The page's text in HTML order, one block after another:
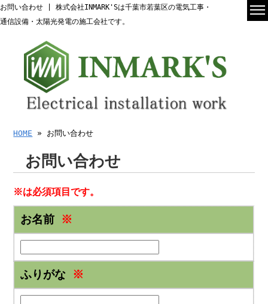
お問い合わせ | 株式会社INMARK'Sは千葉市若葉区の電気工事・
通信設備・太陽光発電の施工会社です。
HOME » お問い合わせ
お問い合わせ
※は必須項目です。
お名前 ※
ふりがな ※